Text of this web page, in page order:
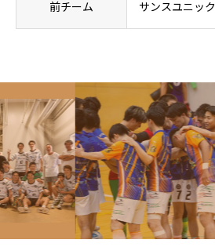
前チーム サンスユニック